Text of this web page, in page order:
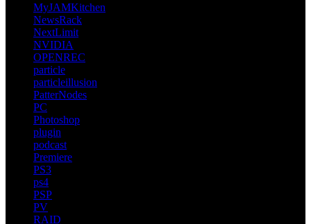
MyJAMKitchen
NewsRack
NextLimit
NVIDIA
OPENREC
particle
particleillusion
PatterNodes
PC
Photoshop
plugin
podcast
Premiere
PS3
ps4
PSP
PV
RAID